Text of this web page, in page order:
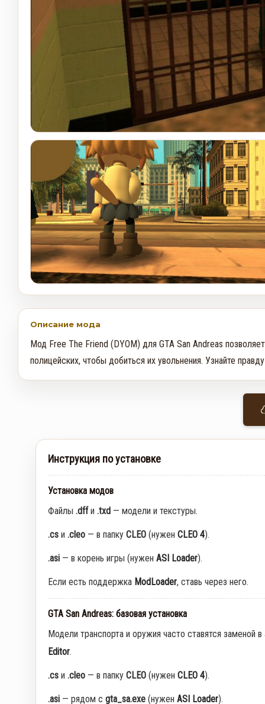
Описание мода
Мод Free The Friend (DYOM) для GTA San Andreas
полицейских, чтобы добиться их увольнения. Узнайте
Инструкция по установке
Установка модов
Файлы .dffи .txd — модели и текстуры.
.cs и .cleo — в папку CLEO (нужен CLEO 4).
.asi — в корень игры (нужен ASI Loader).
Если есть поддержка ModLoader, ставь через него.
GTA San Andreas: базовая установка
Модели транспорта и оружия часто ставятся заменой
Editor.
.cs и .cleo — в папку CLEO (нужен CLEO 4).
.asi — рядом с gta_sa.exe (нужен ASI Loader).